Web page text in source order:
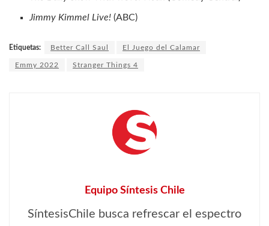
Jimmy Kimmel Live! (ABC)
Etiquetas: Better Call Saul El Juego del Calamar
Emmy 2022 Stranger Things 4
Equipo Síntesis Chile
SíntesisChile busca refrescar el espectro